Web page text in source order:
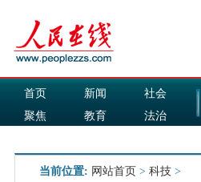
首页 新闻
社会
聚焦
教育
法治
当前位置: 网站首页 > 科技 >